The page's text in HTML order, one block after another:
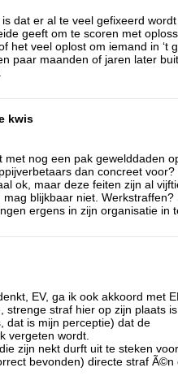
dat er al te veel gefixeerd
geeft om te scoren met
het veel oplost om iemand in ‘t
paar maanden of jaren later
kwis
met nog een pak gewelddaden
dan concreet voor?
ok, maar deze feiten zijn al
blijkbaar niet. Werkstraffen?
ergens in zijn organisatie in
EV, ga ik ook akkoord met
strenge straf hier op zijn plaats
dat is mijn perceptie) dat de
vergeten wordt.
zijn nekt durft uit te steken
bevonden) directe straf Ã©n